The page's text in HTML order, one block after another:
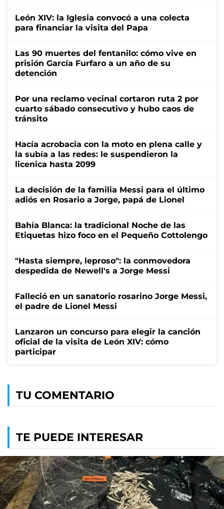
León XIV: la Iglesia convocó a una colecta
para financiar la visita del Papa
Las 90 muertes del fentanilo: cómo vive en
prisión García Furfaro a un año de su
detención
Por una reclamo vecinal cortaron ruta 2 por
cuarto sábado consecutivo y hubo caos de
tránsito
Hacía acrobacia con la moto en plena calle y
la subía a las redes: le suspendieron la
licenica hasta 2099
La decisión de la familia Messi para el último
adiós en Rosario a Jorge, papá de Lionel
Bahía Blanca: la tradicional Noche de las
Etiquetas hizo foco en el Pequeño Cottolengo
"Hasta siempre, leproso": la conmovedora
despedida de Newell's a Jorge Messi
Falleció en un sanatorio rosarino Jorge Messi,
el padre de Lionel Messi
Lanzaron un concurso para elegir la canción
oficial de la visita de León XIV: cómo
participar
TU COMENTARIO
TE PUEDE INTERESAR